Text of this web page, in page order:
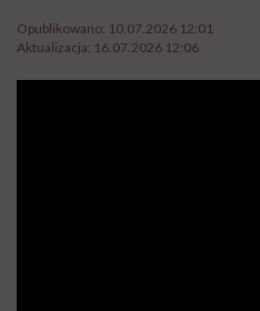
Opublikowano: 10.07.2026 12:01
Aktualizacja: 16.07.2026 12:06